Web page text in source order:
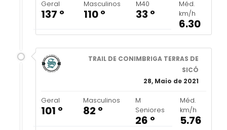
Geral
137 º
Masculinos
110 º
M40
33 º
Méd.
km/h
6.30
TRAIL DE CONIMBRIGA TERRAS DE
SICÓ
28, Maio de 2021
Geral
101 º
Masculinos
82 º
M
Seniores
26 º
Méd.
km/h
5.76